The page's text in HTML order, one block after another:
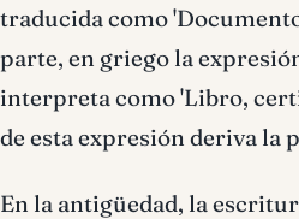
traducida como
parte, en griego la
interpreta como 'Libro,
de esta expresión deriva la
En la antigüedad, la